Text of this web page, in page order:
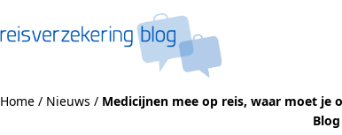
Home / Nieuws / Medicijnen mee op reis, waar moet je
Blog